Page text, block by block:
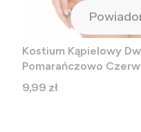
Kostium Kąpielowy
Pomarańczowo
Cena
9,99 zł